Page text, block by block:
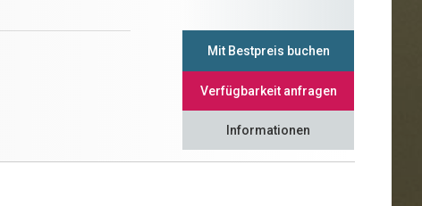
Mit Bestpreis buchen
Verfügbarkeit anfragen
Informationen